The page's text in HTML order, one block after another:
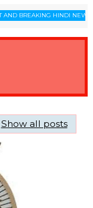
BREAKING HINDI NEWS
Show all posts